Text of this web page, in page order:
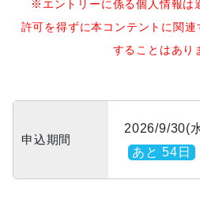
※エントリーに係る個人情報は
許可を得ずに本コンテントに関
することはあり
申込期間
2026/9/30(
あと 54日